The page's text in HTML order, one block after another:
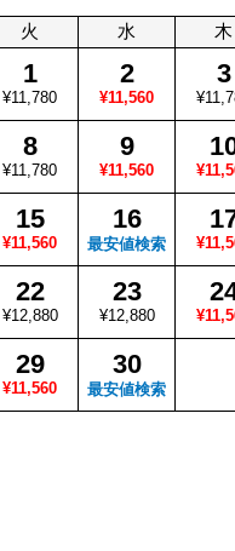
火 水 木
1
¥11,780
2
¥11,560
3
8
¥11,780
9
¥11,560
15
¥11,560
16
最安値検索
22
¥12,880
23
¥12,880
29
¥11,560
30
最安値検索